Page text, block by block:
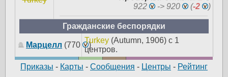
922
-> 920 (-2 )
Гражданские беспорядки
Марцелл (770 )
Turkey (Autumn, 1906) с 1
центров.
Приказы - Карты - Сообщения - Центры - Рейтинг